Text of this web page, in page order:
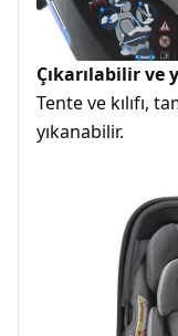
Çıkarılabilir ve
Tente ve kılıfı,
yıkanabilir.